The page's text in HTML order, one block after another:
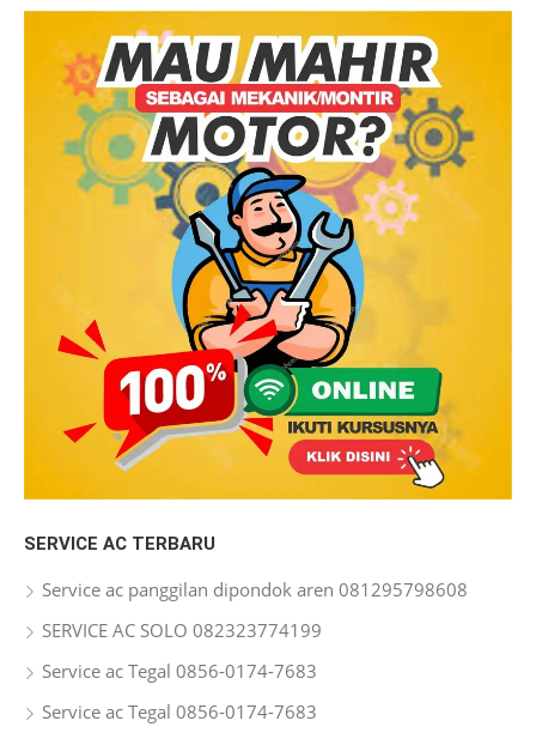
SERVICE AC TERBARU
Service ac panggilan dipondok aren 081295798608
SERVICE AC SOLO 082323774199
Service ac Tegal 0856-0174-7683
Service ac Tegal 0856-0174-7683